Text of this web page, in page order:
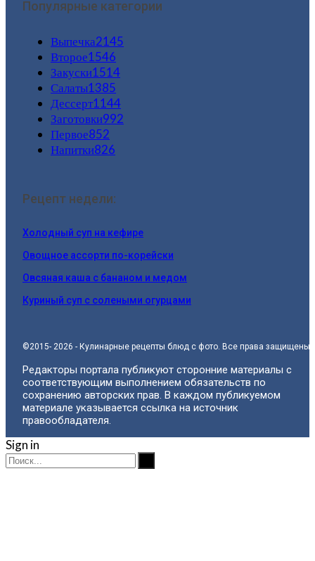
Популярные категории
Выпечка2145
Второе1546
Закуски1514
Салаты1385
Дессерт1144
Заготовки992
Первое852
Напитки826
Рецепт недели:
Холодный суп на кефире
Овощное ассорти по-корейски
Овсяная каша с бананом и медом
Куриный суп с солеными огурцами
©2015- 2026 - Кулинарные рецепты блюд с фото. Все права защищены.
Редакторы портала публикуют сторонние материалы с
соответствующим выполнением обязательств по
сохранению авторских прав. В каждом публикуемом
материале указывается ссылка на источник
правообладателя.
Sign in